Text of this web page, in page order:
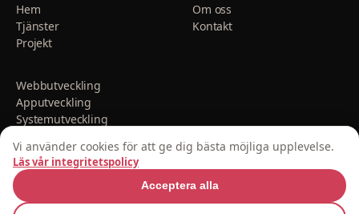
Hem
Tjänster
Projekt
Om oss
Kontakt
Webbutveckling
Apputveckling
Systemutveckling
© 2025 NOKMI Media & IT AB. Alla rättigheter förbehållna.
Cookie-inställningar
Vi använder cookies för att ge dig bästa möjliga upplevelse.
Läs vår integritetspolicy
Acceptera alla